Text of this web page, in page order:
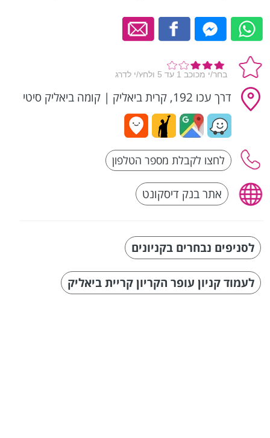
דרך עכו 192, קרית ביאליק | קומה ביאליק סיטי
אתר בנק דיסקונט
לסניפים נבחרים בקניונים
לעמוד קניון עופר הקריון קריית ביאליק